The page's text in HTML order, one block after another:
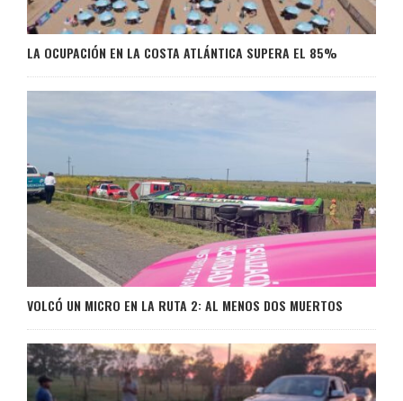
LA OCUPACIÓN EN LA COSTA ATLÁNTICA SUPERA EL 85%
VOLCÓ UN MICRO EN LA RUTA 2: AL MENOS DOS MUERTOS